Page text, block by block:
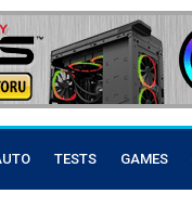
TESTS GAMES